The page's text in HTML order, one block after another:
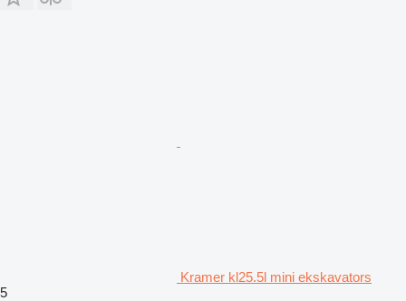
Kramer kl25.5l mini ekskavators
5